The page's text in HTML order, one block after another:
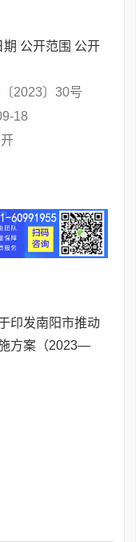
公开范围 公开
2023〕30号
18
印发南阳市推动
方案（2023—